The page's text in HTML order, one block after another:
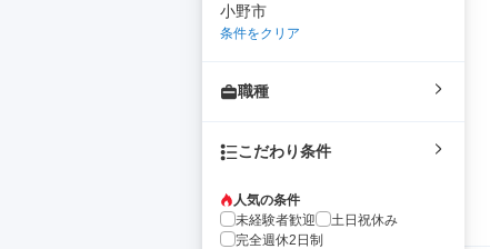
小野市
条件をクリア
職種
こだわり条件
人気の条件
未経験者歓迎
土日祝休み
完全週休2日制